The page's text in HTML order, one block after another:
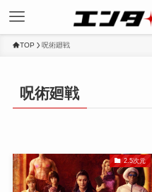
TOP 呪術廻戦
呪術廻戦
2.5次元